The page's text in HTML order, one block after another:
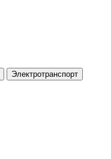
Электротранспорт